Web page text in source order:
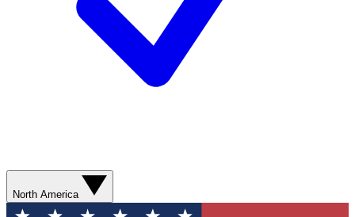
North America